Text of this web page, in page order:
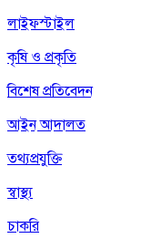
লাইফস্টাইল
কৃষি ও প্রকৃতি
বিশেষ প্রতিবেদন
আইন আদালত
তথ্যপ্রযুক্তি
স্বাস্থ্য
চাকরি